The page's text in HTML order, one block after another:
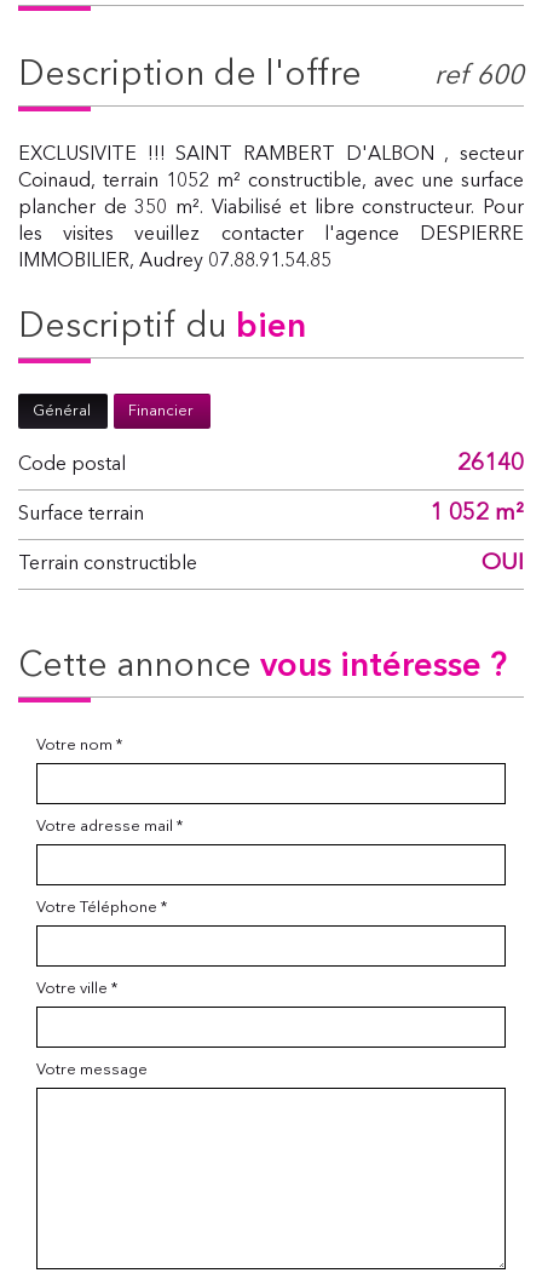
description de l'offre ref 600
EXCLUSIVITE !!! SAINT RAMBERT D'ALBON , secteur
Coinaud, terrain 1052 m² constructible, avec une surface
plancher de 350 m². Viabilisé et libre constructeur. Pour
les visites veuillez contacter l'agence DESPIERRE
IMMOBILIER, Audrey 07.88.91.54.85
descriptif du bien
Général Financier
Code postal 26140
surface terrain 1 052 m²
Terrain constructible OUI
cette annonce vous intéresse ?
Votre nom *
Votre adresse mail *
Votre Téléphone *
Votre ville *
Votre message